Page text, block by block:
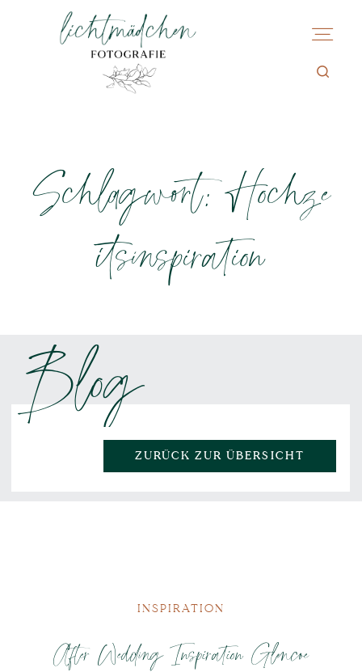
Schlagwort: Hochze
itsinspiration
Blog
ZURÜCK ZUR ÜBERSICHT
INSPIRATION
After Wedding Inspiration Glencoe